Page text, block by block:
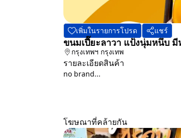
เพิ่มในรายการโปรด แชร์
ขนมเปี๊ยะลาวา แป้งนุ่มหนึบ
กรุงเทพฯ กรุงเทพ
รายละเอียดสินค้า
no brand...
โฆษณาที่คล้ายกัน